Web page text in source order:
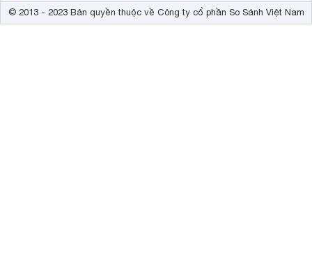
© 2013 - 2023 Bản quyền thuộc về Công ty cổ phần So Sánh Việt Nam